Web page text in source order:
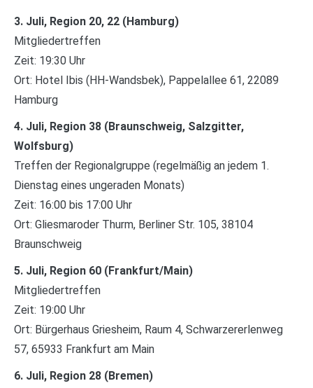
3. Juli, Region 20, 22 (Hamburg)
Mitgliedertreffen
Zeit: 19:30 Uhr
Ort: Hotel Ibis (HH-Wandsbek), Pappelallee 61, 22089
Hamburg
4. Juli, Region 38 (Braunschweig, Salzgitter,
Wolfsburg)
Treffen der Regionalgruppe (regelmäßig an jedem 1.
Dienstag eines ungeraden Monats)
Zeit: 16:00 bis 17:00 Uhr
Ort: Gliesmaroder Thurm, Berliner Str. 105, 38104
Braunschweig
5. Juli, Region 60 (Frankfurt/Main)
Mitgliedertreffen
Zeit: 19:00 Uhr
Ort: Bürgerhaus Griesheim, Raum 4, Schwarzererlenweg
57, 65933 Frankfurt am Main
6. Juli, Region 28 (Bremen)